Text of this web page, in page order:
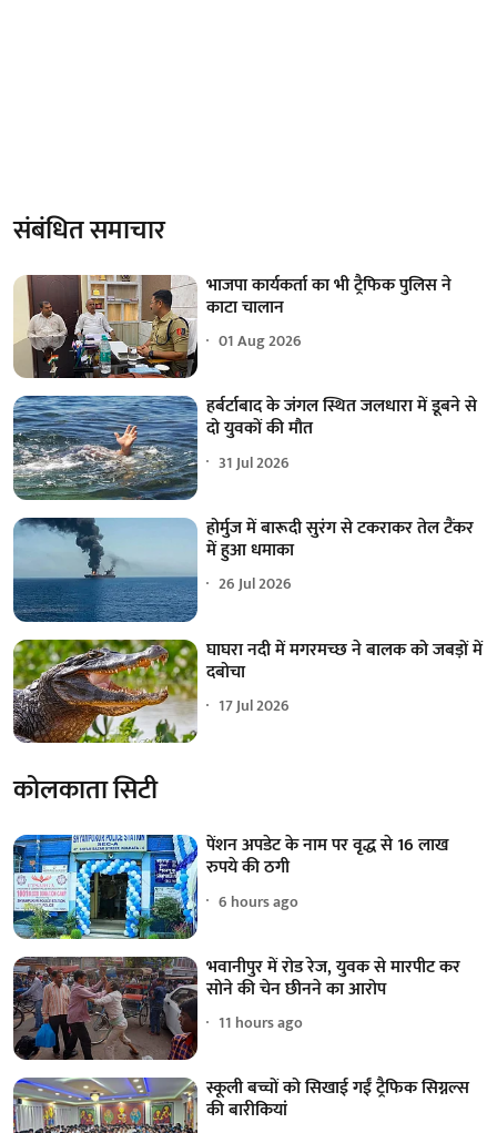
संबंधित समाचार
भाजपा कार्यकर्ता का भी ट्रैफिक पुलिस ने
काटा चालान
01 Aug 2026
हर्बर्टाबाद के जंगल स्थित जलधारा में डूबने से
दो युवकों की मौत
31 Jul 2026
होर्मुज में बारूदी सुरंग से टकराकर तेल टैंकर
में हुआ धमाका
26 Jul 2026
घाघरा नदी में मगरमच्छ ने बालक को जबड़ों में
दबोचा
17 Jul 2026
कोलकाता सिटी
पेंशन अपडेट के नाम पर वृद्ध से 16 लाख
रुपये की ठगी
6 hours ago
भवानीपुर में रोड रेज, युवक से मारपीट कर
सोने की चेन छीनने का आरोप
11 hours ago
स्कूली बच्चों को सिखाई गईं ट्रैफिक सिग्नल्स
की बारीकियां